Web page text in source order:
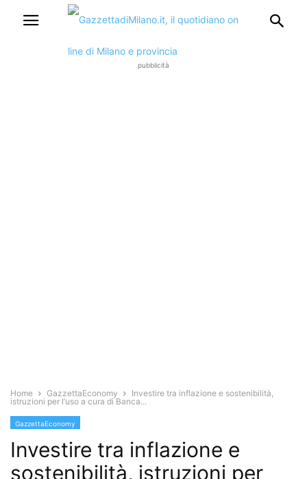
pubblicità
Home GazzettaEconomy
Investire tra inflazione e sostenibilità,
istruzioni per l’uso a cura di Banca...
GazzettaEconomy
Investire tra inflazione e
sostenibilità, istruzioni per